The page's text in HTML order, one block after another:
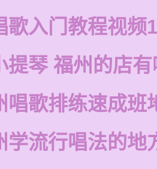
歌入门教程视频
提琴 福州的店
唱歌排练速成班
学流行唱法的地